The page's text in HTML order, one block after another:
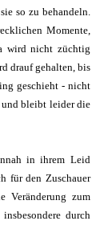
so zu behandeln.
Momente,
wird nicht züchtig
drauf gehalten, bis
geschieht - nicht
und bleibt leider die
in ihrem Leid
für den Zuschauer
Veränderung zum
durch